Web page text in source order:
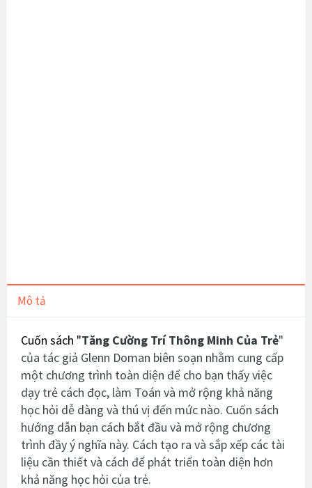
Mô tả
Cuốn sách "Tăng Cường Trí Thông Minh Của Trẻ"
của tác giả Glenn Doman biên soạn nhằm cung cấp
một chương trình toàn diện để cho bạn thấy việc
dạy trẻ cách đọc, làm Toán và mở rộng khả năng
học hỏi dễ dàng và thú vị đến mức nào. Cuốn sách
hướng dẫn bạn cách bắt đầu và mở rộng chương
trình đầy ý nghĩa này. Cách tạo ra và sắp xếp các tài
liệu cần thiết và cách để phát triển toàn diện hơn
khả năng học hỏi của trẻ.